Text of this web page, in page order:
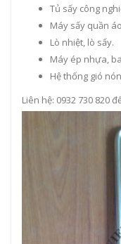
Tủ sấy công
Máy sấy quần
Lò nhiệt, lò sấy.
Máy ép nhựa,
Hệ thống gió
Liên hệ: 0932 730 820